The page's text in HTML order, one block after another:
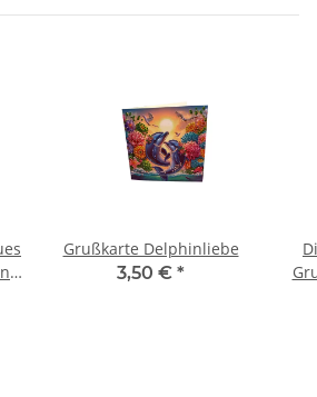
Grußkarte Delphinliebe
3,50 € *